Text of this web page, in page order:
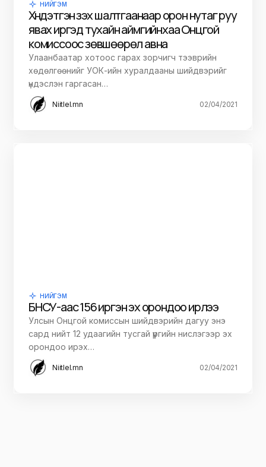
НИЙГЭМ
Хүндэтгэн үзэх шалтгаанаар орон нутаг руу
явах иргэд тухайн аймгийнхаа Онцгой
комиссоос зөвшөөрөл авна
Улаанбаатар хотоос гарах зорчигч тээврийн
хөдөлгөөнийг УОК-ийн хуралдааны шийдвэрийг
үндэслэн гаргасан…
Niitlel.mn 02/04/2021
НИЙГЭМ
БНСУ-аас 156 иргэн эх орондоо ирлээ
Улсын Онцгой комиссын шийдвэрийн дагуу энэ
сард нийт 12 удаагийн тусгай үүргийн нислэгээр эх
орондоо ирэх…
Niitlel.mn 02/04/2021